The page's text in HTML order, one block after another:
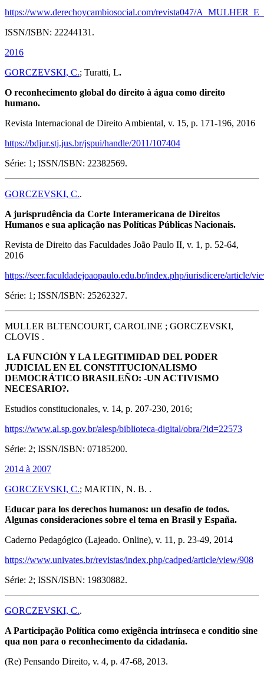
https://www.derechoycambiosocial.com/revista047/
ISSN/ISBN: 22244131.
2016
GORCZEVSKI, C.; Turatti, L.
O reconhecimento global do direito à água como direito
humano.
Revista Internacional de Direito Ambiental, v. 15, p. 171-196, 2016
https://bdjur.stj.jus.br/jspui/handle/2011/107404
Série: 1; ISSN/ISBN: 22382569.
GORCZEVSKI, C..
A jurisprudência da Corte Interamericana de Direitos
Humanos e sua aplicação nas Políticas Públicas Nacionais.
Revista de Direito das Faculdades João Paulo II, v. 1, p. 52-64,
2016
https://seer.faculdadejoaopaulo.edu.br/index.php/iurisdicere/article/
Série: 1; ISSN/ISBN: 25262327.
MULLER BLTENCOURT, CAROLINE ; GORCZEVSKI,
CLOVIS .
LA FUNCIÓN Y LA LEGITIMIDAD DEL PODER
JUDICIAL EN EL CONSTITUCIONALISMO
DEMOCRÁTICO BRASILEÑO: -UN ACTIVISMO
NECESARIO?.
Estudios constitucionales, v. 14, p. 207-230, 2016;
https://www.al.sp.gov.br/alesp/biblioteca-digital/obra/?id=22573
Série: 2; ISSN/ISBN: 07185200.
2014 à 2007
GORCZEVSKI, C.; MARTIN, N. B. .
Educar para los derechos humanos: un desafío de todos.
Algunas consideraciones sobre el tema en Brasil y España.
Caderno Pedagógico (Lajeado. Online), v. 11, p. 23-49, 2014
https://www.univates.br/revistas/index.php/cadped/article/view/908
Série: 2; ISSN/ISBN: 19830882.
GORCZEVSKI, C..
A Participação Política como exigência intrínseca e conditio sine
qua non para o reconhecimento da cidadania.
(Re) Pensando Direito, v. 4, p. 47-68, 2013.